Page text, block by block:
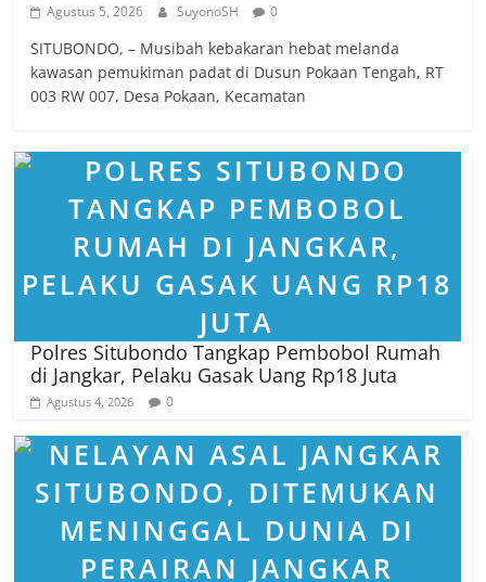
Agustus 5, 2026 SuyonoSH 0
SITUBONDO, – Musibah kebakaran hebat melanda
kawasan pemukiman padat di Dusun Pokaan Tengah, RT
003 RW 007, Desa Pokaan, Kecamatan
Polres Situbondo Tangkap Pembobol Rumah
di Jangkar, Pelaku Gasak Uang Rp18 Juta
Agustus 4, 2026 0